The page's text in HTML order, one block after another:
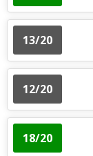
13/20
12/20
18/20